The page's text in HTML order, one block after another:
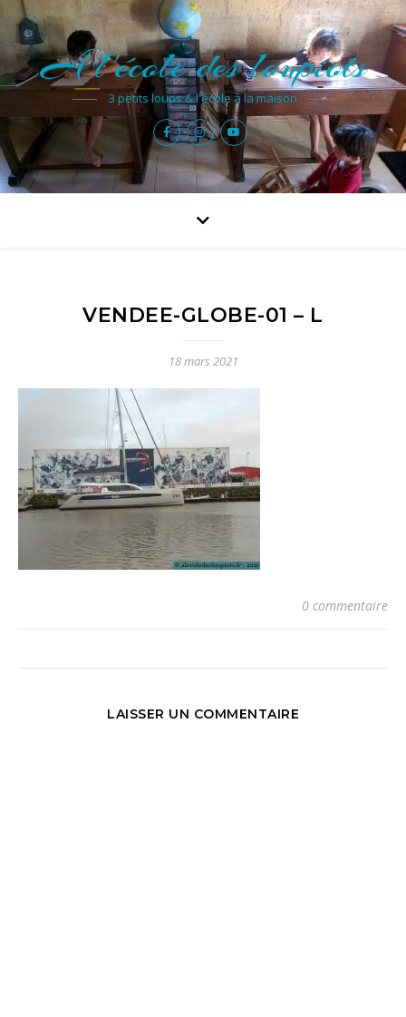
A l'école des loupiots
3 petits loups & l'école à la maison
VENDEE-GLOBE-01 – L
18 mars 2021
0 commentaire
LAISSER UN COMMENTAIRE